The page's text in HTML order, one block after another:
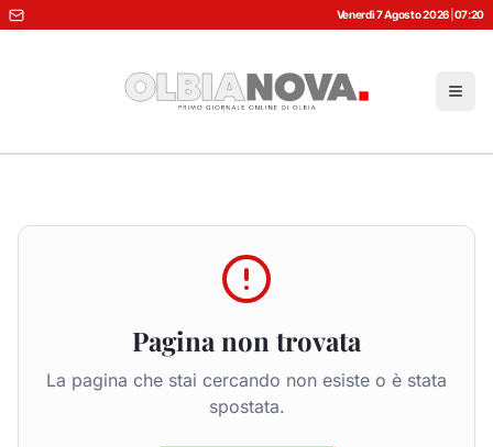
Venerdì 7 Agosto 2026 07:20
Pagina non trovata
La pagina che stai cercando non esiste o è stata
spostata.